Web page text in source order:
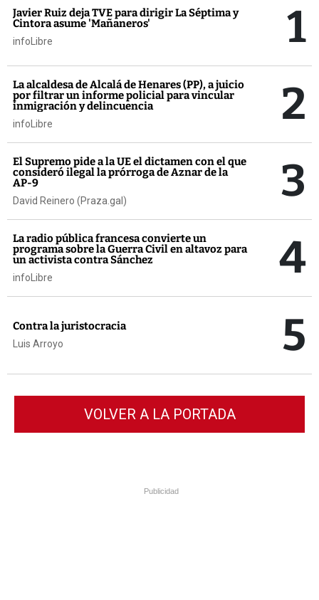
Javier Ruiz deja TVE para dirigir La Séptima y
Cintora asume 'Mañaneros'
infoLibre 1
La alcaldesa de Alcalá de Henares (PP), a juicio
por filtrar un informe policial para vincular
inmigración y delincuencia
infoLibre 2
El Supremo pide a la UE el dictamen con el que
consideró ilegal la prórroga de Aznar de la
AP-9
David Reinero (Praza.gal) 3
La radio pública francesa convierte un
programa sobre la Guerra Civil en altavoz para
un activista contra Sánchez
infoLibre 4
Contra la juristocracia
Luis Arroyo 5
VOLVER A LA PORTADA
Publicidad